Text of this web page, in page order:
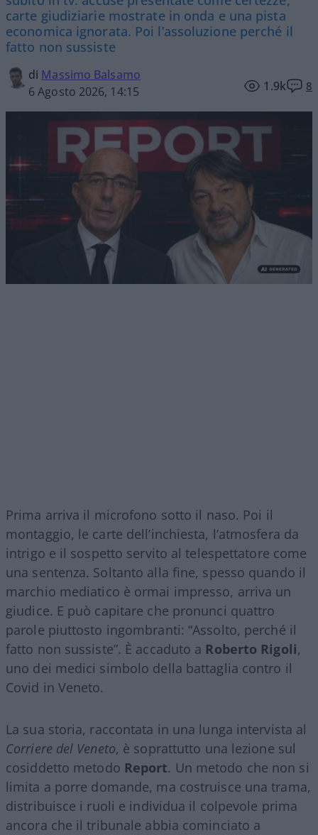
carte giudiziarie mostrate in onda e una pista
economica ignorata. Poi l’assoluzione perché il
fatto non sussiste
di Massimo Balsamo
6 Agosto 2026, 14:15
1.9k 8
Prima arriva il microfono sotto il naso. Poi il
montaggio, le carte dell’inchiesta, l’atmosfera da
intrigo e il sospetto servito al telespettatore come
una sentenza. Soltanto alla fine, spesso quando il
marchio mediatico è ormai impresso, arriva un
giudice. E può capitare che pronunci quattro
parole piuttosto ingombranti: “Assolto, perché il
fatto non sussiste”. È accaduto a Roberto Rigoli,
uno dei medici simbolo della battaglia contro il
Covid in Veneto.
La sua storia, raccontata in una lunga intervista al
Corriere del Veneto, è soprattutto una lezione sul
cosiddetto metodo Report. Un metodo che non si
limita a porre domande, ma costruisce una trama,
distribuisce i ruoli e individua il colpevole prima
ancora che il tribunale abbia cominciato a